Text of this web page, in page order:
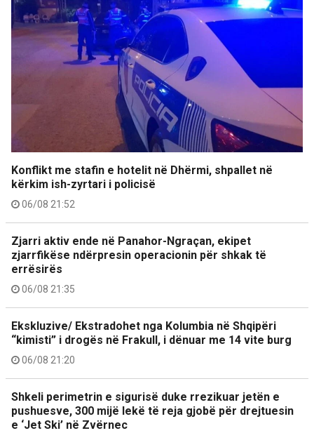
Konflikt me stafin e hotelit në Dhërmi, shpallet në
kërkim ish-zyrtari i policisë
06/08 21:52
Zjarri aktiv ende në Panahor-Ngraçan, ekipet
zjarrfikëse ndërpresin operacionin për shkak të
errësirës
06/08 21:35
Ekskluzive/ Ekstradohet nga Kolumbia në Shqipëri
“kimisti” i drogës në Frakull, i dënuar me 14 vite burg
06/08 21:20
Shkeli perimetrin e sigurisë duke rrezikuar jetën e
pushuesve, 300 mijë lekë të reja gjobë për drejtuesin
e ‘Jet Ski’ në Zvërnec